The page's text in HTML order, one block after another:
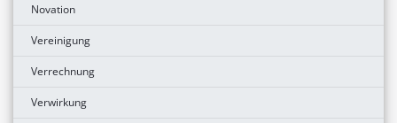
Novation
Vereinigung
Verrechnung
Verwirkung